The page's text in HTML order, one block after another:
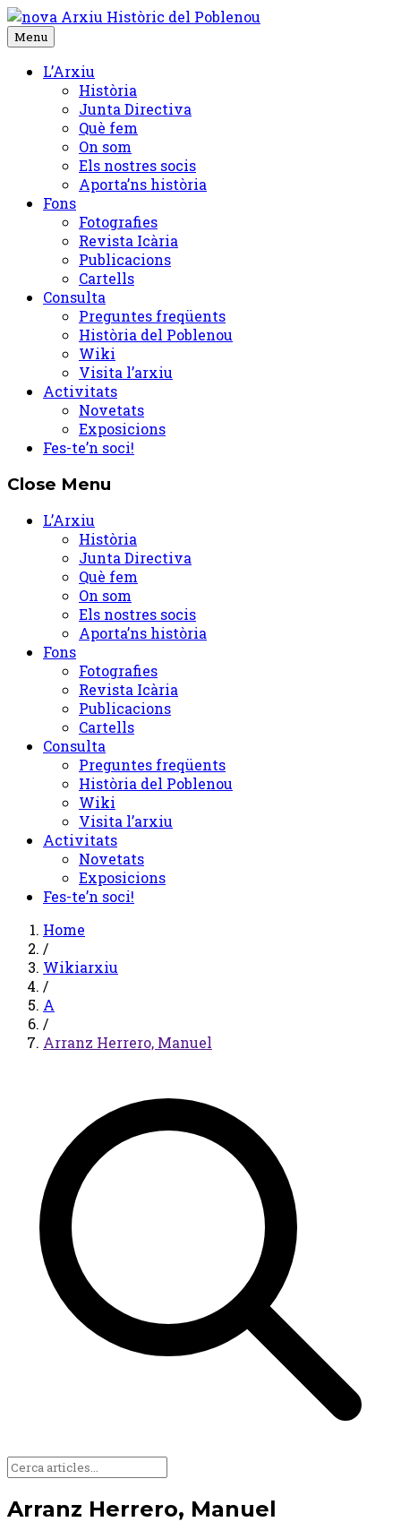
Skip
to
content
Menu
L’Arxiu
Història
Junta Directiva
Què fem
On som
Els nostres socis
Aporta’ns història
Fons
Fotografies
Revista Icària
Publicacions
Cartells
Consulta
Preguntes freqüents
Història del Poblenou
Wiki
Visita l’arxiu
Activitats
Novetats
Exposicions
Fes-te’n soci!
Close Menu
L’Arxiu
Història
Junta Directiva
Què fem
On som
Els nostres socis
Aporta’ns història
Fons
Fotografies
Revista Icària
Publicacions
Cartells
Consulta
Preguntes freqüents
Història del Poblenou
Wiki
Visita l’arxiu
Activitats
Novetats
Exposicions
Fes-te’n soci!
Home
/
Wikiarxiu
/
A
/
Arranz Herrero, Manuel
Arranz Herrero, Manuel